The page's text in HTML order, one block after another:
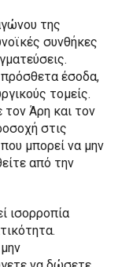
της
συνθήκες
πρόσθετα έσοδα,
τομείς.
Άρη και τον
στις
μπορεί να μην
από την
ισορροπία